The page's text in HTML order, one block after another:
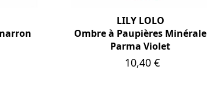
LILY LOLO
Ombre à Paupières Minérale
Parma Violet
Prix
10,40 €